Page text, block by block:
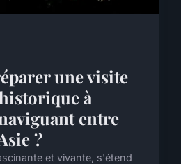
une visite
à
entre
?
et vivante, s'étend